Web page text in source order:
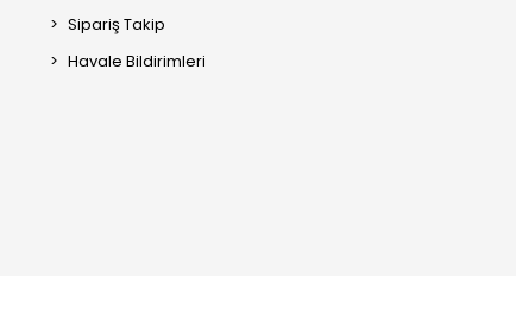
Sipariş Takip
Havale Bildirimleri